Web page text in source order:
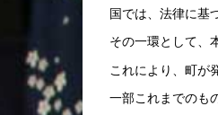
国では、法律に基
その一環として、
これにより、町が
一部これまでのも